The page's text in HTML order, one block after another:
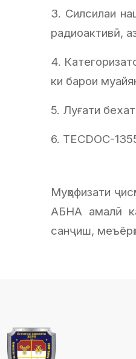
3. Силсилаи
радиоактивӣ,
4.
ки барои
5. Луғати
6. TECDOC-
Муҳофизати
АБНА амалӣ
санҷиш,